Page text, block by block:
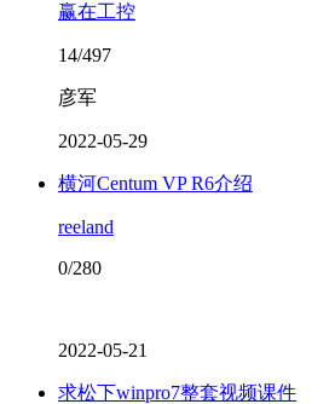
赢在工控
14/497
彦军
2022-05-29
横河Centum VP R6介绍
reeland
0/280
2022-05-21
求松下winpro7整套视频课件